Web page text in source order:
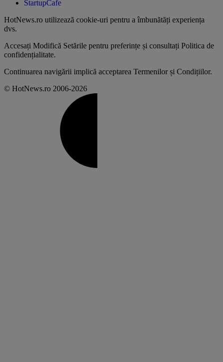
StartupCafe
HotNews.ro utilizează cookie-uri pentru a îmbunătăți experiența
dvs.
Accesați Modifică Setările pentru preferințe și consultați Politica de
confidențialitate.
Continuarea navigării implică acceptarea Termenilor și Condițiilor.
© HotNews.ro 2006-2026